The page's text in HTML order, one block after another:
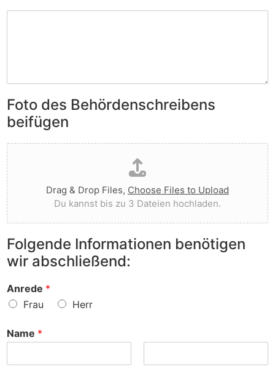
v
o
r
g
e
w
o
r
f
e
n
?
l
i
e
t
I
h
n
e
n
v
o
r
?
e
A
n
e
r
k
u
n
g
e
n
z
u
S
a
c
e
Foto des Behördenschreibens
beifügen
D
a
t
e
i
h
o
h
l
d
e
n
Drag & Drop Files, Choose Files to Upload
Du kannst bis zu 3 Dateien hochladen.
Folgende Informationen benötigen
wir abschließend:
Anrede *
Frau
Herr
Name *